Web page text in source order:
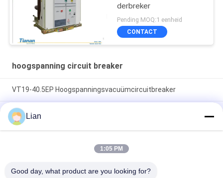
derbreker
Pending MOQ:1 eenheid
CONTACT
hoogspanning circuit breaker
VT19-40.5EP Hoogspanningsvacuümcircuitbreaker
IEC62271-100 Standaard hoogspanningscircuitbreaker met
sluitingsbounce 1,025 M/s en nominale stroom 630 A voor de
bescherming van het elektrisch netwerk
Lian
1:05 PM
Good day, what product are you looking for?